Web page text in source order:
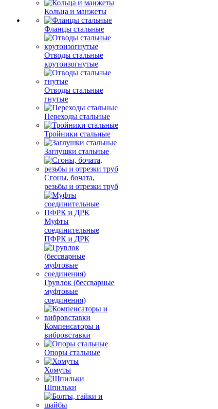
Кольца и манжеты
Фланцы стальные
Отводы стальные
крутоизогнутые
Отводы стальные
гнутые
Переходы стальные
Тройники стальные
Заглушки стальные
Сгоны, бочата,
резьбы и отрезки труб
Муфты
соединительные
ПФРК и ДРК
Грувлок (бессварные
муфтовые
соединения)
Компенсаторы и
вибровставки
Опоры стальные
Хомуты
Шпильки